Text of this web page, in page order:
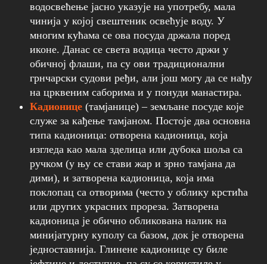
водосвећење јасно указује на употребу, мала
чинија у којој свештеник освећује воду. У
многим кућама се ова посуда држала поред
иконе. Данас се света водица често држи у
обичној флаши, па су ови традиционални
грнчарски судови ређи, али још могу да се нађу
на црквеним саборима и у понуди манастира.
Кадионице (тамјанице) – земљане посуде које
служе за кађење тамјаном. Постоје два основна
типа кадионица: отворена кадионица, која
изгледа као мала зделица или дубока шоља са
ручком (у њу се стави жар и зрно тамјана да
дими), и затворена кадионица, која има
поклопац са отворима (често у облику крстића
или других украсних прореза. Затворена
кадионица је обично обликована налик на
минијaтурну куполу са базом, док је отворена
једноставнија. Глинене кадионице су биле